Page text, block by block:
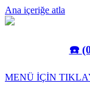
Ana içeriğe atla
☎️
MENÜ İÇİN